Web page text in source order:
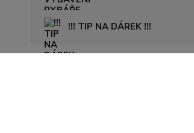
!!! TIP NA DÁREK !!!